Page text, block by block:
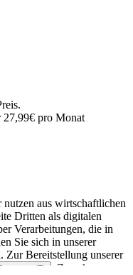
27,99€ pro Monat
aus wirtschaftlichen
Dritten als digitalen
Verarbeitungen, die in
Sie sich in unserer
Zur Bereitstellung unserer
(5)
. Zwecke: